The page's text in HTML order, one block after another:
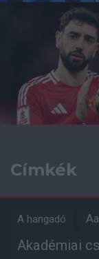
Címkék
A hangadó
Akadémiai